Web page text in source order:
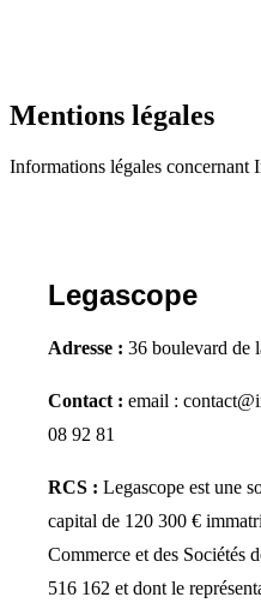
Mentions légales
Informations légales concernant
Legascope
Adresse : 36 boulevard de
Contact : email :
08 92 81
RCS : Legascope est une
capital de 120 300 €
Commerce et des Sociétés
516 162 et dont le